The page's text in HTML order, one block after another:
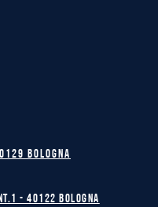
BOLOGNA
- 40122 BOLOGNA